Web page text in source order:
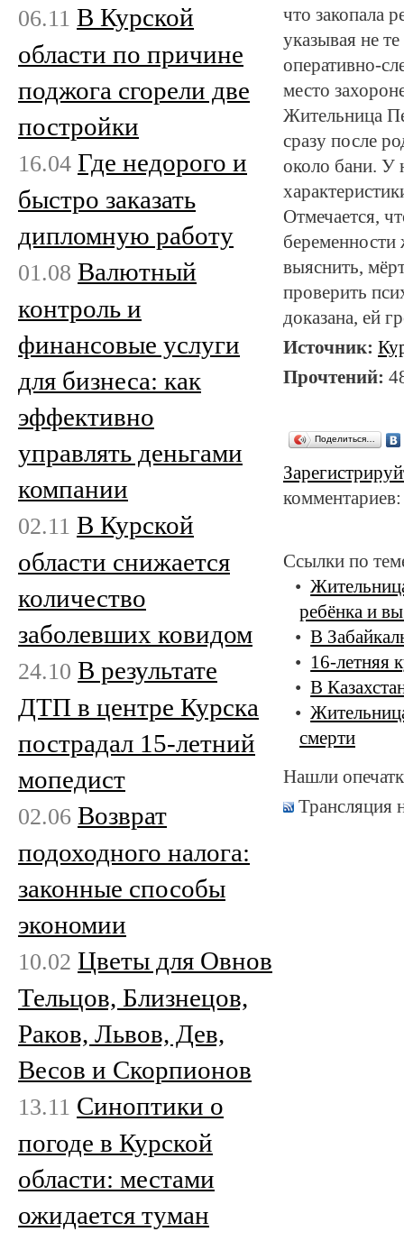
что закопала
указывая не
оперативно-
место
Жительница
сразу после
около бани. У
Отмечается,
беременности
выяснить,
проверить
доказана, ей
Источник:
Прочтений:
Поделиться…
Ссылки по
ребёнка и
В
16-летняя
В
смерти
Нашли
Трансляция
06.11 В Курской
области по причине
поджога сгорели две
постройки
16.04 Где недорого и
быстро заказать
дипломную работу
01.08 Валютный
контроль и
финансовые услуги
для бизнеса: как
эффективно
управлять деньгами
компании
02.11 В Курской
области снижается
количество
заболевших ковидом
24.10 В результате
ДТП в центре Курска
пострадал 15-летний
мопедист
02.06 Возврат
подоходного налога:
законные способы
экономии
10.02 Цветы для Овнов
Тельцов, Близнецов,
Раков, Львов, Дев,
Весов и Скорпионов
13.11 Cиноптики о
погоде в Курской
области: местами
ожидается туман